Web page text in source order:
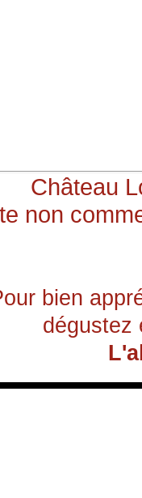
Château
non
bien
dégustez